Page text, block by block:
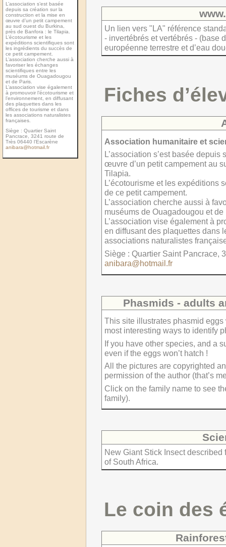
L’association s’est basée
depuis sa création sur la
construction et la mise en
œuvre d’un petit campement
au sud ouest du Burkina,
près de Banfora : le Tilapia.
L’écotourisme et les
expéditions scientiﬁques sont
les ingrédients du succès de
ce petit campement.
L’association cherche aussi à
favoriser les échanges
scientiﬁques entre les
muséums de Ouagadougou
et de Paris.
L’association vise également
à promouvoir l’écotourisme et
l’environnement, en diffusant
des plaquettes dans les
ofﬁces de tourisme et dans
les associations naturalistes
françaises.
Siège : Quartier Saint
Pancrace, 3241 route de
Très 06440 l’Escarène
anibara@hotmail.fr
Un lien vers "LA" référence
- invertébrés et vertébrés - (base
européenne terrestre et d’eau
Fiches
Association humanitaire et
L’association s’est basée
œuvre d’un petit campement au
Tilapia.
L’écotourisme et les expéditions
de ce petit campement.
L’association cherche aussi à
muséums de Ouagadougou et de
L’association vise également à
en diffusant des plaquettes dans
associations naturalistes
Siège : Quartier Saint Pancrace,
anibara@hotmail.fr
Phasmids - adults
This site illustrates phasmid
most interesting ways to identify
If you have other species, and a
even if the eggs won’t hatch !
All the pictures are copyrighted
permission of the author (that’s
Click on the family name to see
family).
New Giant Stick Insect
of South Africa.
Le coin des